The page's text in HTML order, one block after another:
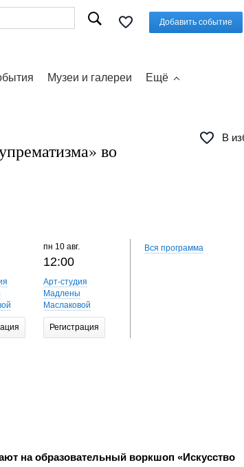
Добавить событие
Музеи и галереи Ещё
В
во
пн 10 авг.
12:00
Арт-студия
Мадлены
Маслаковой
Регистрация
11 авг. ср
Вся программа
на образовательный воркшоп «Искусство